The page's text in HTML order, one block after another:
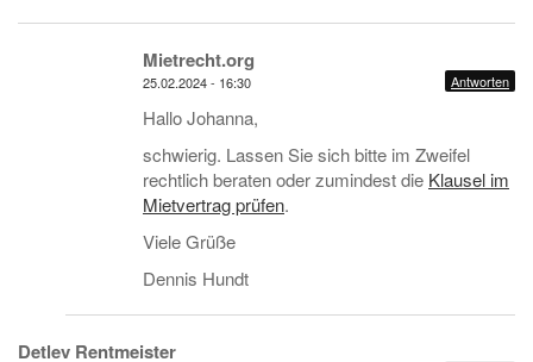
Mietrecht.org
25.02.2024 - 16:30 Antworten
Hallo Johanna,
schwierig. Lassen Sie sich bitte im Zweifel
rechtlich beraten oder zumindest die Klausel im
Mietvertrag prüfen.
Viele Grüße
Dennis Hundt
Detlev Rentmeister